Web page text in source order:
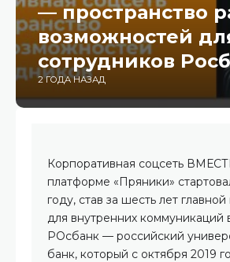
— пространство
возможностей
сотрудников
2 ГОДА НАЗАД
Корпоративная соцсеть
платформе «Пряники»
году, став за шесть лет
для внутренних коммуникаций
РОсбанк — российский
банк, который с октября 2019